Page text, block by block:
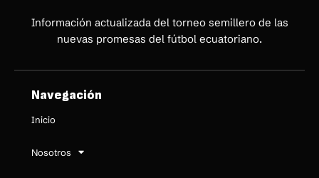
Información actualizada del torneo semillero de las
nuevas promesas del fútbol ecuatoriano.
Navegación
Inicio
Nosotros